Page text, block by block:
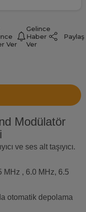
Ver
Gelince
Haber
Ver
Paylaş
Modülatör
ve ses alt taşıyıcı.
MHz , 6.0 MHz, 6.5
otomatik depolama